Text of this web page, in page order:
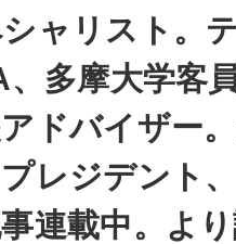
ャリスト。
、多摩大学客
ドバイザー
レジデント
連載中。よ